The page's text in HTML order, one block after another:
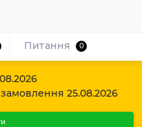
25.08.2026
Питання 0